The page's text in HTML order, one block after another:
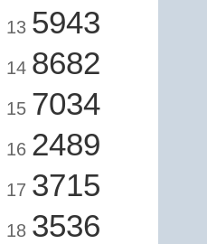
13 5943
14 8682
15 7034
16 2489
17 3715
18 3536